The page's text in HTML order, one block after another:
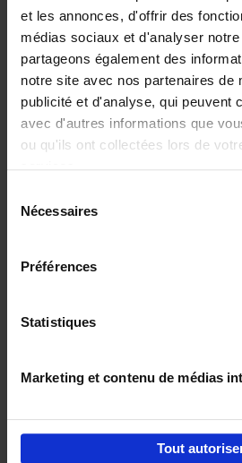
et les annonces, d'offrir des
médias sociaux et d'analyser
partageons également des
notre site avec nos partenaires de
publicité et d'analyse, qui peuvent
avec d'autres informations que
ou qu'ils ont collectées lors de
Nécessaires
Préférences
Statistiques
Marketing et contenu de médias
Tout
Business
Jochen Roef
Couverture souple
€29,99
Digital
completely